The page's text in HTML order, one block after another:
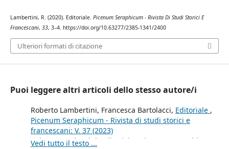
Lambertini, R. (2020). Editoriale. Picenum Seraphicum - Rivista Di Studi Storici E
Francescani, 33, 3–4. https://doi.org/10.63277/2385-1341/2400
Ulteriori formati di citazione
Puoi leggere altri articoli dello stesso autore/i
Roberto Lambertini, Francesca Bartolacci, Editoriale ,
Picenum Seraphicum - Rivista di studi storici e
francescani: V. 37 (2023)
Roberto Lambertini,
Editoriale
Picenum Seraphicum -
Vedi tutto il testo ...